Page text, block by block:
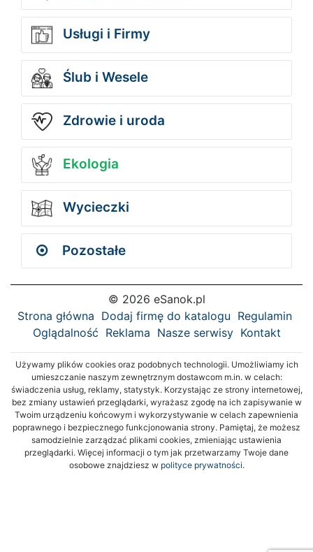
Usługi i Firmy
Ślub i Wesele
Zdrowie i uroda
Ekologia
Wycieczki
Pozostałe
© 2026 eSanok.pl
Strona główna Dodaj firmę do katalogu Regulamin
Oglądalność Reklama Nasze serwisy Kontakt
Używamy plików cookies oraz podobnych technologii. Umożliwiamy ich
umieszczanie naszym zewnętrznym dostawcom m.in. w celach:
świadczenia usług, reklamy, statystyk. Korzystając ze strony internetowej,
bez zmiany ustawień przeglądarki, wyrażasz zgodę na ich zapisywanie w
Twoim urządzeniu końcowym i wykorzystywanie w celach zapewnienia
poprawnego i bezpiecznego funkcjonowania strony. Pamiętaj, że możesz
samodzielnie zarządzać plikami cookies, zmieniając ustawienia
przeglądarki. Więcej informacji o tym jak przetwarzamy Twoje dane
osobowe znajdziesz w polityce prywatności.